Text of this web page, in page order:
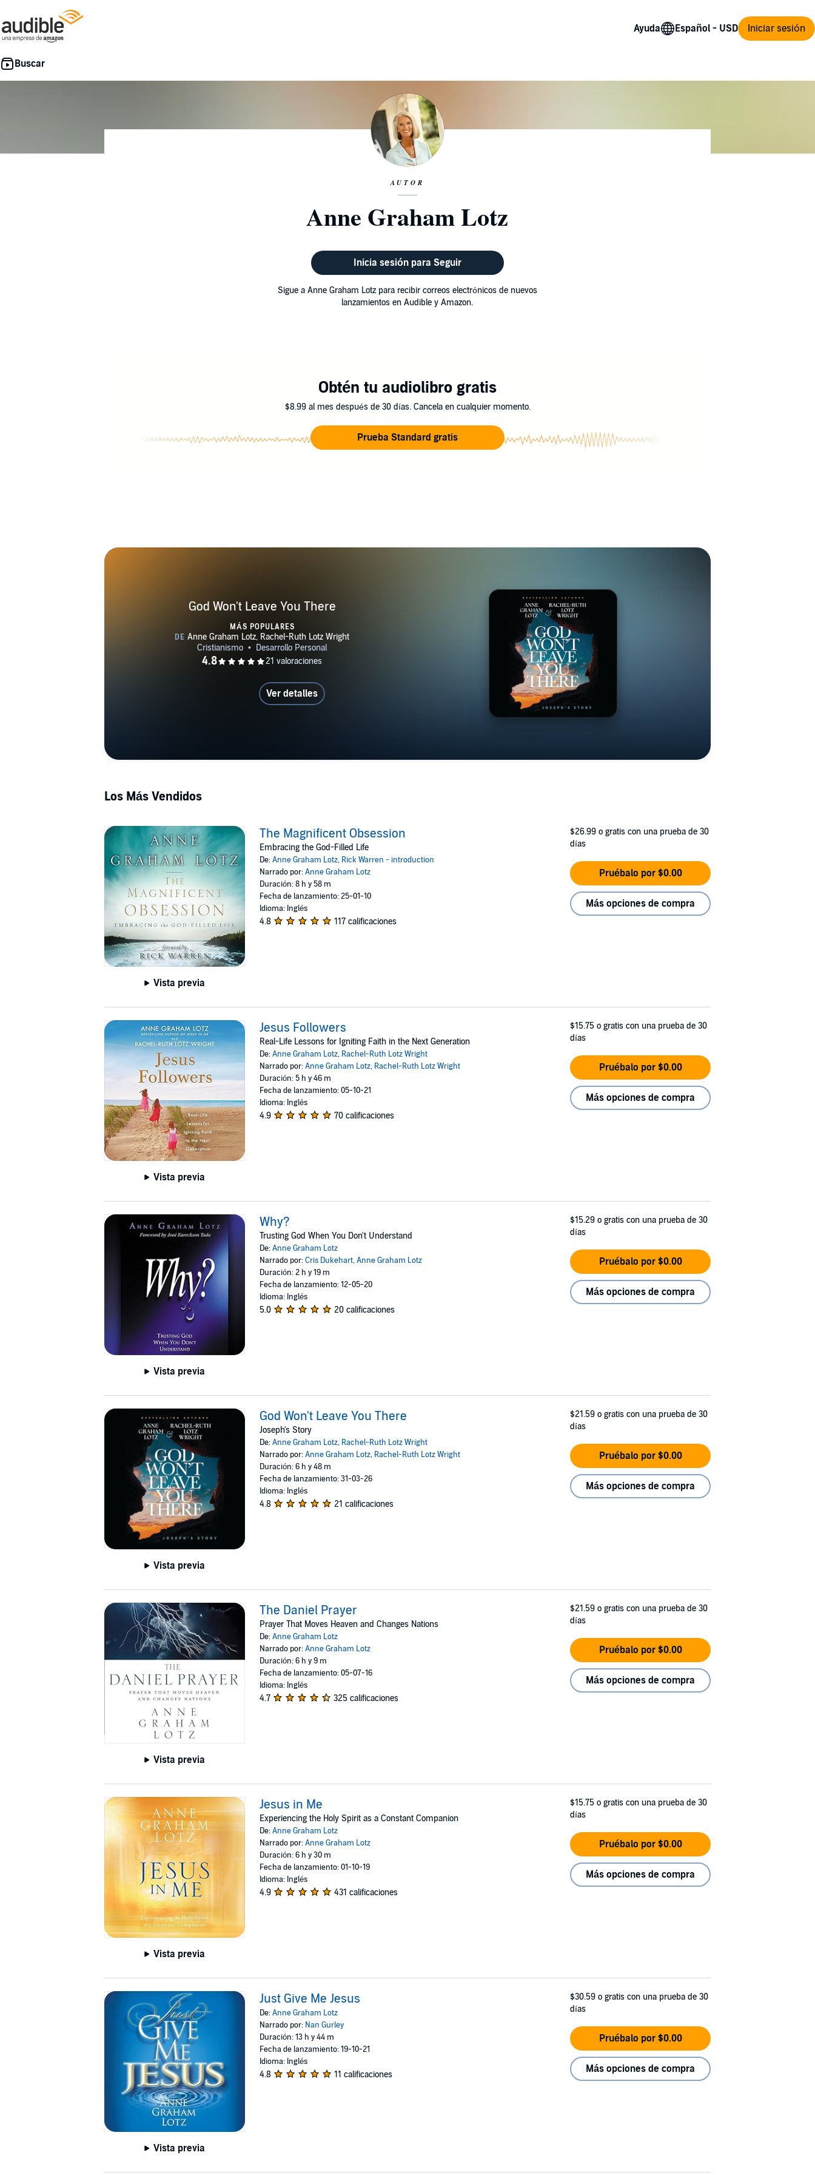
Ayuda Iniciar sesión
AUTOR
Anne Graham Lotz
Inicia sesión para Seguir
Sigue a Anne Graham Lotz para recibir correos electrónicos de nuevos
lanzamientos en Audible y Amazon.
Obtén tu audiolibro gratis
$8.99 al mes después de 30 días. Cancela en cualquier momento.
Prueba Standard gratis
God Won't Leave You There
MÁS POPULARES
Ver detalles
Los Más Vendidos
Vista previa
The Magnificent Obsession
Embracing the God-Filled Life
De:Anne Graham Lotz, Rick Warren - introduction
Narrado por:Anne Graham Lotz
Duración: 8 h y 58 m
Fecha de lanzamiento: 25-01-10
Idioma: Inglés
4.8 117 calificaciones
$26.99 o gratis con una prueba de 30
días
Pruébalo por $0.00
Más opciones de compra
Vista previa
Jesus Followers
Real-Life Lessons for Igniting Faith in the Next Generation
De:Anne Graham Lotz, Rachel-Ruth Lotz Wright
Narrado por:Anne Graham Lotz, Rachel-Ruth Lotz Wright
Duración: 5 h y 46 m
Fecha de lanzamiento: 05-10-21
Idioma: Inglés
4.9 70 calificaciones
$15.75 o gratis con una prueba de 30
días
Pruébalo por $0.00
Más opciones de compra
Vista previa
Why?
Trusting God When You Don't Understand
De:Anne Graham Lotz
Narrado por:Cris Dukehart,Anne Graham Lotz
Duración: 2 h y 19 m
Fecha de lanzamiento: 12-05-20
Idioma: Inglés
5.0 20 calificaciones
$15.29 o gratis con una prueba de 30
días
Pruébalo por $0.00
Más opciones de compra
Vista previa
God Won't Leave You There
Joseph's Story
De:Anne Graham Lotz, Rachel-Ruth Lotz Wright
Narrado por:Anne Graham Lotz, Rachel-Ruth Lotz Wright
Duración: 6 h y 48 m
Fecha de lanzamiento: 31-03-26
Idioma: Inglés
4.8 21 calificaciones
$21.59 o gratis con una prueba de 30
días
Pruébalo por $0.00
Más opciones de compra
Vista previa
The Daniel Prayer
Prayer That Moves Heaven and Changes Nations
De:Anne Graham Lotz
Narrado por:Anne Graham Lotz
Duración: 6 h y 9 m
Fecha de lanzamiento: 05-07-16
Idioma: Inglés
4.7 325 calificaciones
$21.59 o gratis con una prueba de 30
días
Pruébalo por $0.00
Más opciones de compra
Vista previa
Jesus in Me
Experiencing the Holy Spirit as a Constant Companion
De:Anne Graham Lotz
Narrado por:Anne Graham Lotz
Duración: 6 h y 30 m
Fecha de lanzamiento: 01-10-19
Idioma: Inglés
4.9 431 calificaciones
$15.75 o gratis con una prueba de 30
días
Pruébalo por $0.00
Más opciones de compra
Vista previa
Just Give Me Jesus
De:Anne Graham Lotz
Narrado por: Nan Gurley
Duración: 13 h y 44 m
Fecha de lanzamiento: 19-10-21
Idioma: Inglés
4.8 11 calificaciones
$30.59 o gratis con una prueba de 30
días
Pruébalo por $0.00
Más opciones de compra